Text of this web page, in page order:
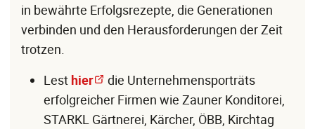
in bewährte Erfolgsrezepte, die Generationen
verbinden und den Herausforderungen der Zeit
trotzen.
Lest hier
die Unternehmensporträts
erfolgreicher Firmen wie Zauner Konditorei,
STARKL Gärtnerei, Kärcher, ÖBB, Kirchtag